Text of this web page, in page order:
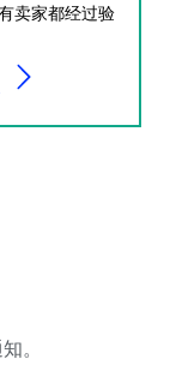
卖家都经过验
。